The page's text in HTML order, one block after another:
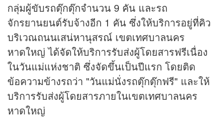
กลุ่มผู้ขับรถตุ๊กตุ๊กจำนวน 9 คัน และรถ
จักรยานยนต์รับจ้างอีก 1 คัน ซึ่งให้บริการอยู่ที่คิว
บริเวณถนนเสน่หานุสรณ์ เขตเทศบาลนคร
หาดใหญ่ ได้จัดให้บริการรับส่งผู้โดยสารฟรีเนื่อง
ในวันแม่แห่งชาติ ซึ่งจัดขึ้นเป็นปีแรก โดยติด
ข้อความข้างรถว่า "วันแม่นั่งรถตุ๊กตุ๊กฟรี" และให้
บริการรับส่งผู้โดยสารภายในเขตเทศบาลนคร
หาดใหญ่